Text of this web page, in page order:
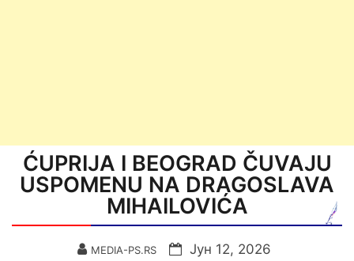
ĆUPRIJA I BEOGRAD ČUVAJU
USPOMENU NA DRAGOSLAVA
MIHAILOVIĆA
MEDIA-PS.RS Јун 12, 2026